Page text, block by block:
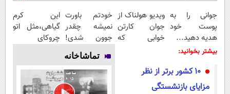
جوانی را به
پوست خود
هدیه دهید...
ویدیو هولناک از
جوان کارتن
خوابی که
خودتم باورت
نمیشه چقدر
جوون شدی!
خرید جوانساز
اسپیرولینا با
تخفیف ویژه
این کرم
گیاهی،مثل اتو
چروکای
بیشتر بخوانید:
10 کشور برتر از نظر
مزایای بازنشستگی
تماشاخانه